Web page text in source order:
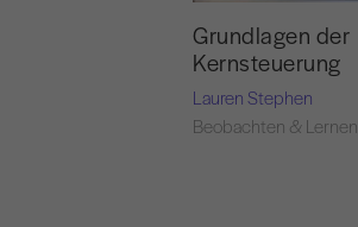
Grundlagen der
Kernsteuerung
Lauren Stephen
Beobachten & Lernen